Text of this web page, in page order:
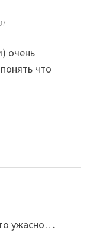
очень
что
ужасно…